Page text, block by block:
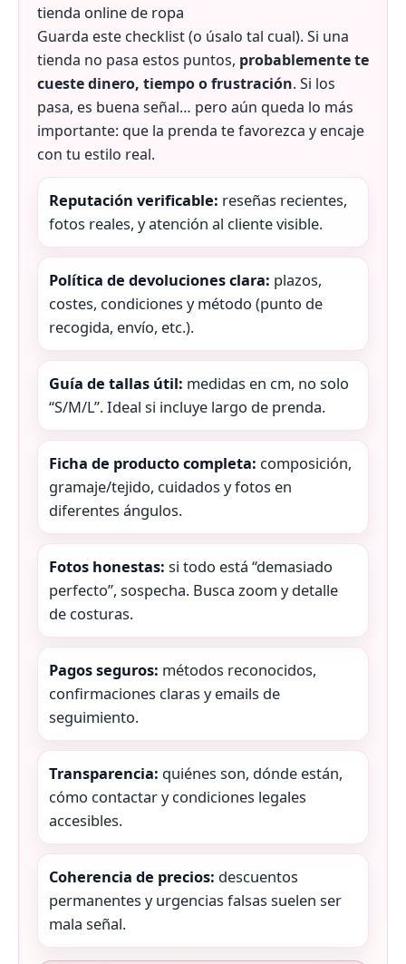
tienda online de ropa
Guarda este checklist (o úsalo tal cual). Si una
tienda no pasa estos puntos, probablemente te
cueste dinero, tiempo o frustración. Si los
pasa, es buena señal… pero aún queda lo más
importante: que la prenda te favorezca y encaje
con tu estilo real.
Reputación verificable: reseñas recientes,
fotos reales, y atención al cliente visible.
Política de devoluciones clara: plazos,
costes, condiciones y método (punto de
recogida, envío, etc.).
Guía de tallas útil: medidas en cm, no solo
“S/M/L”. Ideal si incluye largo de prenda.
Ficha de producto completa: composición,
gramaje/tejido, cuidados y fotos en
diferentes ángulos.
Fotos honestas: si todo está “demasiado
perfecto”, sospecha. Busca zoom y detalle
de costuras.
Pagos seguros: métodos reconocidos,
confirmaciones claras y emails de
seguimiento.
Transparencia: quiénes son, dónde están,
cómo contactar y condiciones legales
accesibles.
Coherencia de precios: descuentos
permanentes y urgencias falsas suelen ser
mala señal.